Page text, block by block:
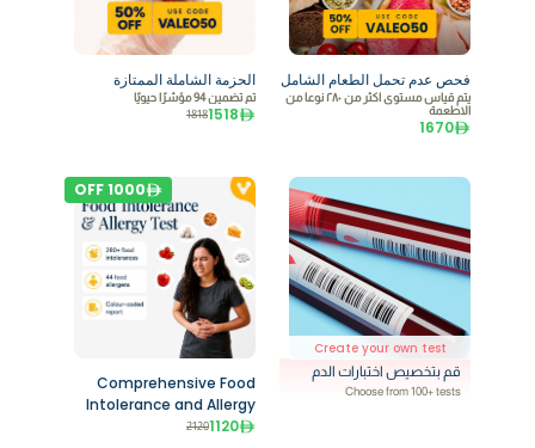
فحص عدم تحمل الطعام الشامل
يتم قياس مستوى اكثر من ٢٨٠ نوعا من
الاطعمة
1670
الحزمة الشاملة الممتازة
تم تضمين 94 مؤشرًا حيويًا
1518
1818
Create your own test
قم بتخصيص اختبارات الدم
Choose from 100+ tests
Comprehensive Food
Intolerance and Allergy
Test
1120
2120
1000
OFF